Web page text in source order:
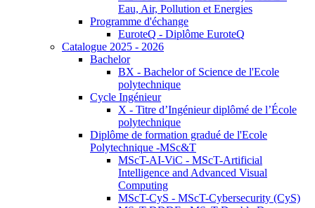
Eau, Air, Pollution et Energies
Programme d'échange
EuroteQ - Diplôme EuroteQ
Catalogue 2025 - 2026
Bachelor
BX - Bachelor of Science de l'Ecole
polytechnique
Cycle Ingénieur
X - Titre d’Ingénieur diplômé de l’École
polytechnique
Diplôme de formation gradué de l'Ecole
Polytechnique -MSc&T
MScT-AI-ViC - MScT-Artificial
Intelligence and Advanced Visual
Computing
MScT-CyS - MScT-Cybersecurity (CyS)